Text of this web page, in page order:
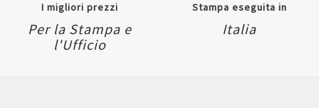
I migliori prezzi
Per la Stampa e
l'Ufficio
Stampa eseguita in
Italia